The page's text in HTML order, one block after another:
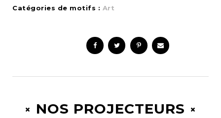
Catégories de motifs : Art
NOS PROJECTEURS